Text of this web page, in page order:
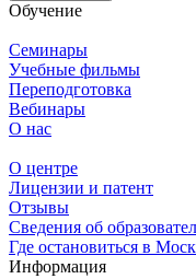
Обучение
Семинары
Учебные фильмы
Переподготовка
Вебинары
О нас
О центре
Лицензии и патент
Отзывы
Сведения об
Где остановиться в
Информация